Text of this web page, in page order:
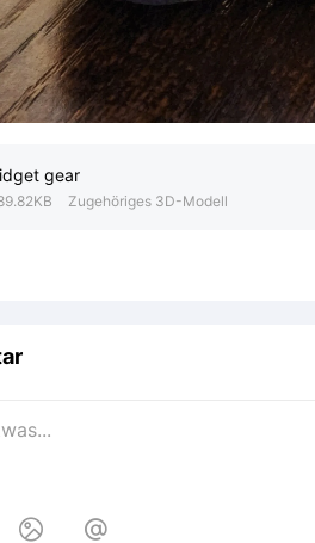
gear
Zugehöriges 3D-Modell
 